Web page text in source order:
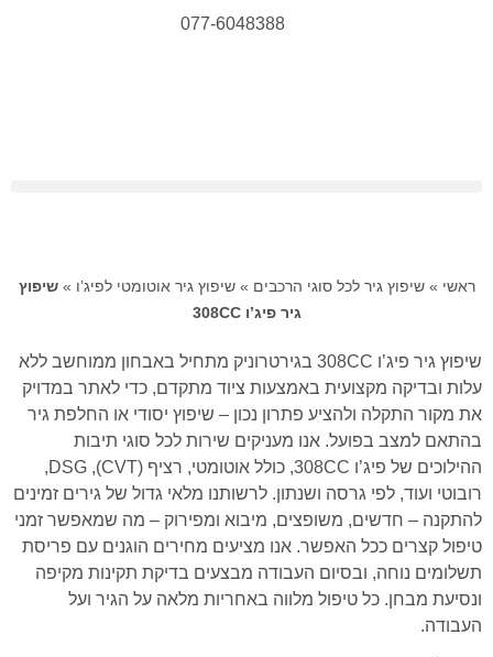
077-6048388
ראשי»שיפוץ גיר לכל סוגי הרכבים»שיפוץ גיר אוטומטי לפיג’ו»שיפוץ
גיר פיג’ו 308CC
שיפוץ גיר פיג’ו 308CC בגירטרוניק מתחיל באבחון ממוחשב ללא
עלות ובדיקה מקצועית באמצעות ציוד מתקדם, כדי לאתר במדויק
את מקור התקלה ולהציע פתרון נכון – שיפוץ יסודי או החלפת גיר
בהתאם למצב בפועל. אנו מעניקים שירות לכל סוגי תיבות
ההילוכים של פיג’ו 308CC, כולל אוטומטי, רציף (CVT), DSG,
רובוטי ועוד, לפי גרסה ושנתון. לרשותנו מלאי גדול של גירים זמינים
להתקנה – חדשים, משופצים, מיבוא ומפירוק – מה שמאפשר זמני
טיפול קצרים ככל האפשר. אנו מציעים מחירים הוגנים עם פריסת
תשלומים נוחה, ובסיום העבודה מבצעים בדיקת תקינות מקיפה
ונסיעת מבחן. כל טיפול מלווה באחריות מלאה על הגיר ועל
העבודה.